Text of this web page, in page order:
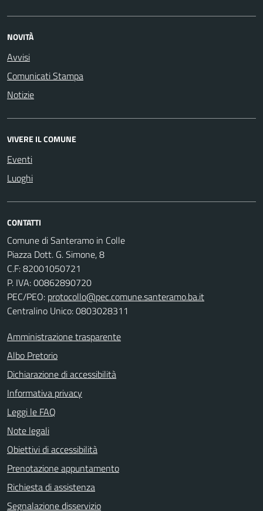
NOVITÀ
Avvisi
Comunicati Stampa
Notizie
VIVERE IL COMUNE
Eventi
Luoghi
CONTATTI
Comune di Santeramo in Colle
Piazza Dott. G. Simone, 8
C.F:82001050721
P. IVA:00862890720
PEC/PEO: protocollo@pec.comune.santeramo.ba.it
Centralino Unico: 0803028311
Amministrazione trasparente
Albo Pretorio
Dichiarazione di accessibilità
Informativa privacy
Leggi le FAQ
Note legali
Obiettivi di accessibilità
Prenotazione appuntamento
Richiesta di assistenza
Segnalazione disservizio